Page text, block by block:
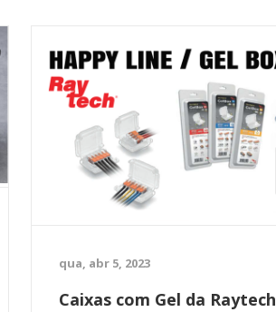
qua, abr 5, 2023
Caixas com Gel da Raytech